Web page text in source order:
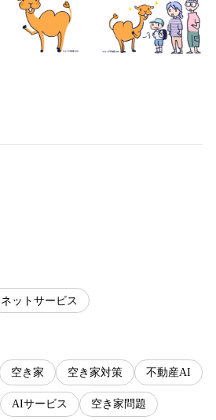
ネットサービス
空き家 空き家対策 不動産AI
AIサービス 空き家問題